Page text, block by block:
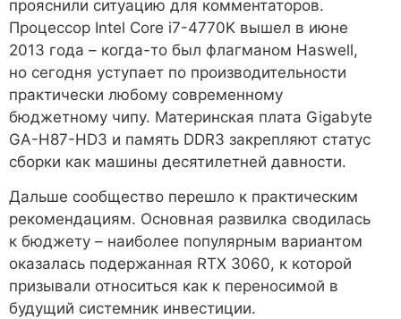
прояснили ситуацию для комментаторов.
Процессор Intel Core i7-4770K вышел в июне
2013 года – когда-то был флагманом Haswell,
но сегодня уступает по производительности
практически любому современному
бюджетному чипу. Материнская плата Gigabyte
GA-H87-HD3 и память DDR3 закрепляют статус
сборки как машины десятилетней давности.
Дальше сообщество перешло к практическим
рекомендациям. Основная развилка сводилась
к бюджету – наиболее популярным вариантом
оказалась подержанная RTX 3060, к которой
призывали относиться как к переносимой в
будущий системник инвестиции.